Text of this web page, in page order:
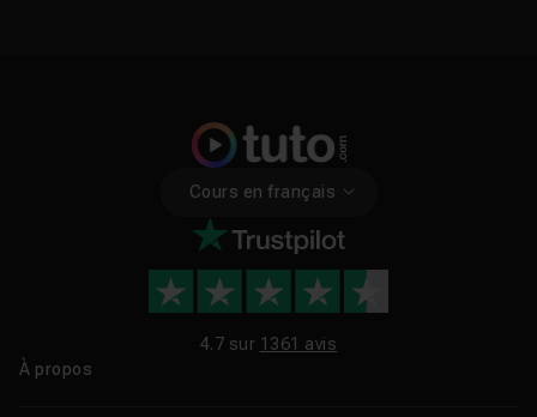
Cours en français
4.7 sur 1361 avis
À propos